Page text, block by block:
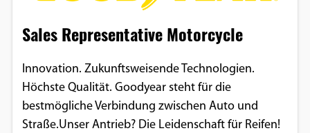
Sales Representative Motorcycle
Innovation. Zukunftsweisende Technologien.
Höchste Qualität. Goodyear steht für die
bestmögliche Verbindung zwischen Auto und
Straße.Unser Antrieb? Die Leidenschaft für Reifen!
Google